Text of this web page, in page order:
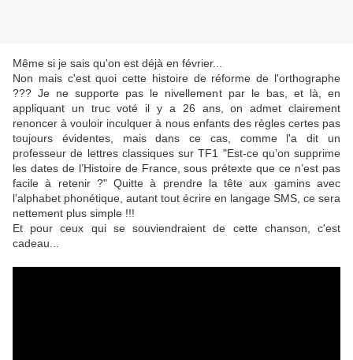
Même si je sais qu'on est déjà en février...
Non mais c'est quoi cette histoire de réforme de l'orthographe
??? Je ne supporte pas le nivellement par le bas, et là, en
appliquant un truc voté il y a 26 ans, on admet clairement
renoncer à vouloir inculquer à nous enfants des règles certes pas
toujours évidentes, mais dans ce cas, comme l'a dit un
professeur de lettres classiques sur TF1 "Est-ce qu’on supprime
les dates de l’Histoire de France, sous prétexte que ce n’est pas
facile à retenir ?" Quitte à prendre la tête aux gamins avec
l'alphabet phonétique, autant tout écrire en langage SMS, ce sera
nettement plus simple !!!
Et pour ceux qui se souviendraient de cette chanson, c'est
cadeau...